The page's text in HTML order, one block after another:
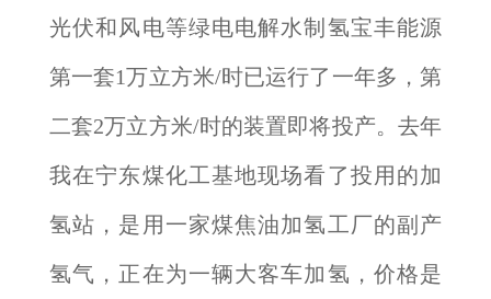
光伏和风电等绿电电解水制氢宝丰能源
第一套1万立方米/时已运行了一年多，第
二套2万立方米/时的装置即将投产。去年
我在宁东煤化工基地现场看了投用的加
氢站，是用一家煤焦油加氢工厂的副产
氢气，正在为一辆大客车加氢，价格是